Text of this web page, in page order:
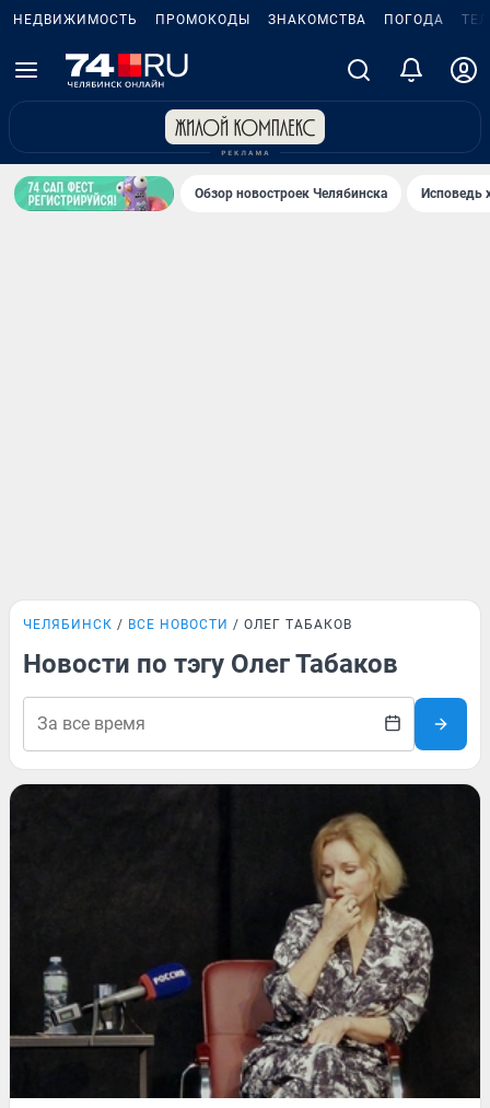
НЕДВИЖИМОСТЬ ПРОМОКОДЫ ЗНАКОМСТВА ПОГОДА
Обзор новостроек Челябинска Исповедь
ЧЕЛЯБИНСК ВСЕ НОВОСТИ ОЛЕГ ТАБАКОВ
Новости по тэгу Олег Табаков